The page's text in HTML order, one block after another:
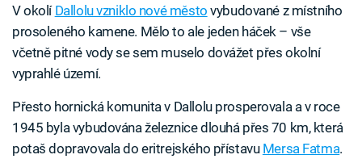
V okolí Dallolu vzniklo nové město vybudované z místního
prosoleného kamene. Mělo to ale jeden háček – vše
včetně pitné vody se sem muselo dovážet přes okolní
vyprahlé území.
Přesto hornická komunita v Dallolu prosperovala a v roce
1945 byla vybudována železnice dlouhá přes 70 km, která
potaš dopravovala do eritrejského přístavu Mersa Fatma.